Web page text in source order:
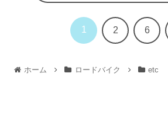
1 2 6
ホーム ロードバイク etc